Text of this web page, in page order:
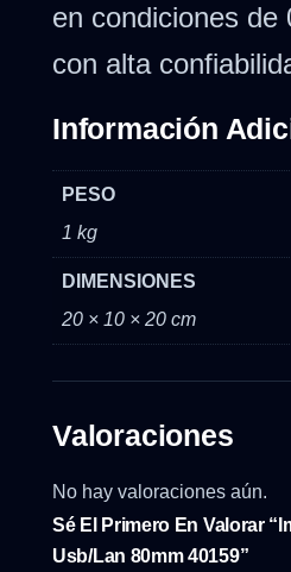
en condiciones de
con alta
Información
PESO
1 kg
DIMENSIONES
20 × 10 × 20 cm
Valoraciones
No hay valoraciones aún.
Sé El Primero En Valorar
Usb/Lan 80mm 40159”